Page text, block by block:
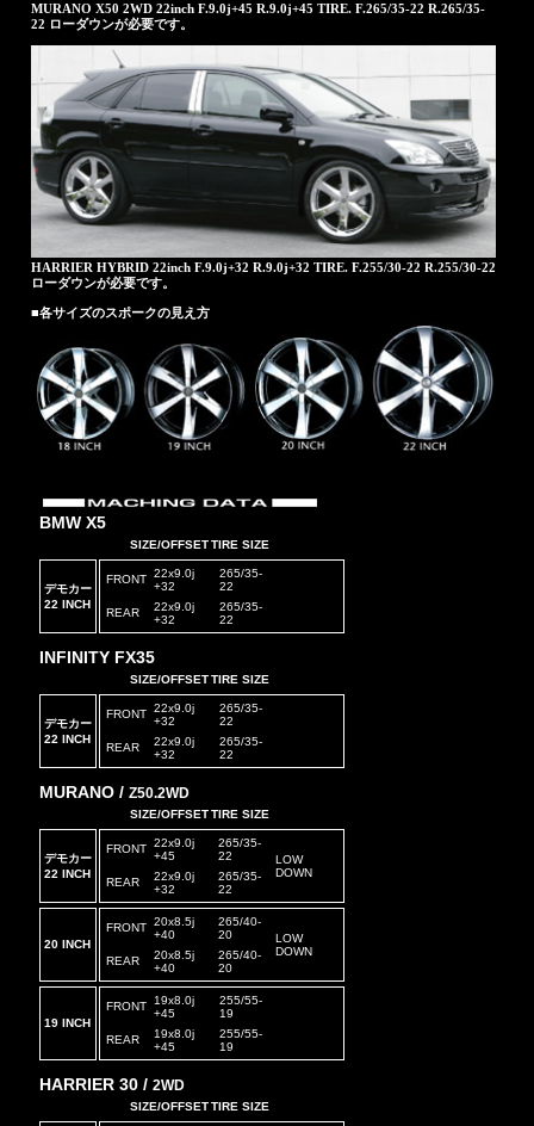
MURANO X50 2WD 22inch F.9.0j+45 R.9.0j+45 TIRE. F.265/35-22 R.265/35-
22 ローダウンが必要です。
HARRIER HYBRID 22inch F.9.0j+32 R.9.0j+32 TIRE. F.255/30-22 R.255/30-22
ローダウンが必要です。
■各サイズのスポークの見え方
BMW X5
SIZE/OFFSET TIRE SIZE
デモカー
22 INCH
FRONT 22x9.0j
+32
265/35-
22
REAR
22x9.0j
+32
265/35-
22
INFINITY FX35
SIZE/OFFSET TIRE SIZE
デモカー
22 INCH
FRONT 22x9.0j
+32
265/35-
22
REAR
22x9.0j
+32
265/35-
22
MURANO / Z50.2WD
SIZE/OFFSET TIRE SIZE
デモカー
22 INCH
FRONT 22x9.0j
+45
265/35-
22
LOW
DOWN
REAR
22x9.0j
+32
265/35-
22
20 INCH
FRONT 20x8.5j
+40
265/40-
20
LOW
DOWN
REAR
20x8.5j
+40
265/40-
20
19 INCH
FRONT
19x8.0j
+45
255/55-
19
REAR
19x8.0j
+45
255/55-
19
HARRIER 30 / 2WD
SIZE/OFFSET TIRE SIZE